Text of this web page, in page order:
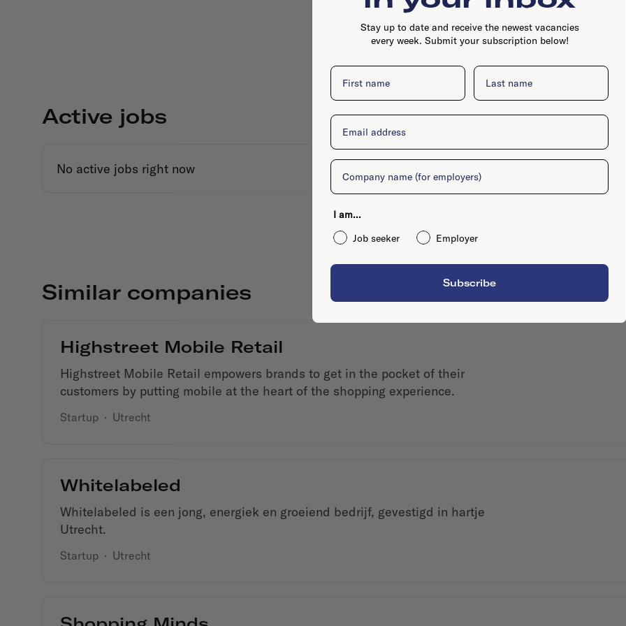
Active jobs
No active jobs right now
Similar companies
Highstreet Mobile Retail
Highstreet Mobile Retail empowers brands to get in the pocket of their
customers by putting mobile at the heart of the shopping experience.
Startup · Utrecht
Whitelabeled
Whitelabeled is een jong, energiek en groeiend bedrijf, gevestigd in hartje
Utrecht.
Startup · Utrecht
Stay up to date and receive the newest vacancies
every week. Submit your subscription below!
First name Last name
Email
Company
I am...
Job seeker
Employer
Subscribe